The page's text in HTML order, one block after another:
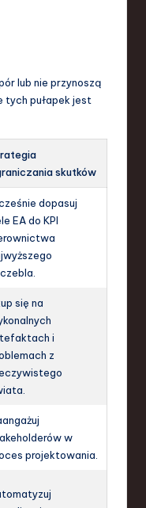
lub nie przynoszą
tych pułapek jest
skutków
dopasuj
EA do KPI
się na
i
z
w
projektowania.